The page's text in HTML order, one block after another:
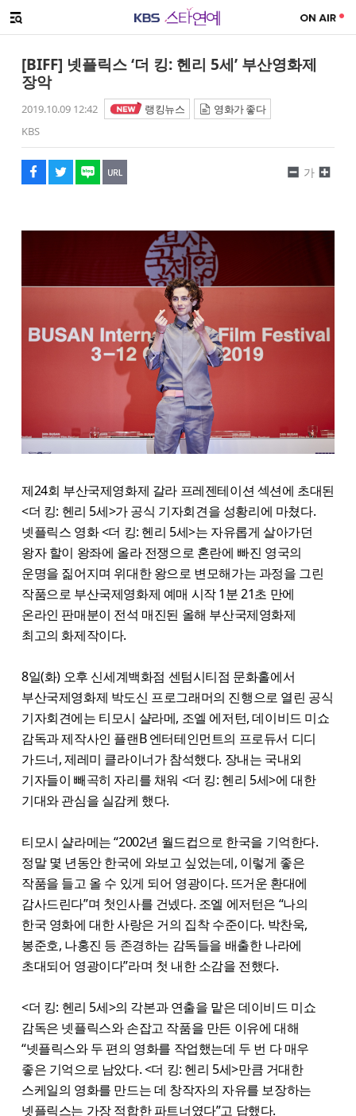
메뉴 열기
[BIFF] 넷플릭스 ‘더 킹: 헨리 5세’ 부산영화제
장악
2019.10.09 12:42 랭킹뉴스
영화가 좋다
KBS
페이스북
트위터
네이버
URL복사
글씨 작게보기
가
글씨 크게보기
제24회 부산국제영화제 갈라 프레젠테이션 섹션에 초대된
<더 킹: 헨리 5세>가 공식 기자회견을 성황리에 마쳤다.
넷플릭스 영화 <더 킹: 헨리 5세>는 자유롭게 살아가던
왕자 할이 왕좌에 올라 전쟁으로 혼란에 빠진 영국의
운명을 짊어지며 위대한 왕으로 변모해가는 과정을 그린
작품으로 부산국제영화제 예매 시작 1분 21초 만에
온라인 판매분이 전석 매진된 올해 부산국제영화제
최고의 화제작이다.
8일(화) 오후 신세계백화점 센텀시티점 문화홀에서
부산국제영화제 박도신 프로그래머의 진행으로 열린 공식
기자회견에는 티모시 샬라메, 조엘 에저턴, 데이비드 미쇼
감독과 제작사인 플랜B 엔터테인먼트의 프로듀서 디디
가드너, 제레미 클라이너가 참석했다. 장내는 국내외
기자들이 빼곡히 자리를 채워 <더 킹: 헨리 5세>에 대한
기대와 관심을 실감케 했다.
티모시 샬라메는 “2002년 월드컵으로 한국을 기억한다.
정말 몇 년동안 한국에 와보고 싶었는데, 이렇게 좋은
작품을 들고 올 수 있게 되어 영광이다. 뜨거운 환대에
감사드린다”며 첫인사를 건넸다. 조엘 에저턴은 “나의
한국 영화에 대한 사랑은 거의 집착 수준이다. 박찬욱,
봉준호, 나홍진 등 존경하는 감독들을 배출한 나라에
초대되어 영광이다”라며 첫 내한 소감을 전했다.
<더 킹: 헨리 5세>의 각본과 연출을 맡은 데이비드 미쇼
감독은 넷플릭스와 손잡고 작품을 만든 이유에 대해
“넷플릭스와 두 편의 영화를 작업했는데 두 번 다 매우
좋은 기억으로 남았다. <더 킹: 헨리 5세>만큼 거대한
스케일의 영화를 만드는 데 창작자의 자유를 보장하는
넷플릭스는 가장 적합한 파트너였다”고 답했다.
해시태그